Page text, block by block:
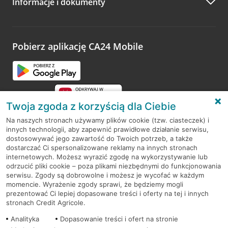
Zachęcamy do podzielenia się z nami opinią o wizycie.
opinie.
Pobierz aplikację CA24 Mobile
RODO
Regulamin serwisu
Mapa serwisu
PolitykaCookies
Twoja zgoda z korzyścią dla Ciebie
Na naszych stronach używamy plików cookie (tzw. ciasteczek) i
innych technologii, aby zapewnić prawidłowe działanie serwisu,
dostosowywać jego zawartość do Twoich potrzeb, a także
dostarczać Ci spersonalizowane reklamy na innych stronach
internetowych. Możesz wyrazić zgodę na wykorzystywanie lub
odrzucić pliki cookie – poza plikami niezbędnymi do funkcjonowania
serwisu. Zgody są dobrowolne i możesz je wycofać w każdym
momencie. Wyrażenie zgody sprawi, że będziemy mogli
prezentować Ci lepiej dopasowane treści i oferty na tej i innych
stronach Credit Agricole.
Analityka
Dopasowanie treści i ofert na stronie